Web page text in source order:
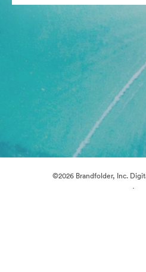
©2026 Brandfolder, Inc.
·